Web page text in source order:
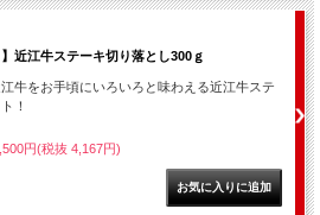
】近江牛ステーキ切り落とし300ｇ
牛をお手頃にいろいろと味わえる近江牛ステ
！
円(税抜 4,167円)